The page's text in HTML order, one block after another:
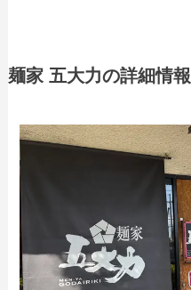
麺家 五大力の詳細情報